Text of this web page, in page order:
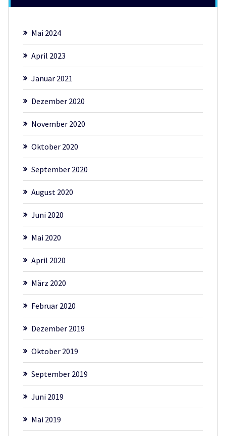
Mai 2024
April 2023
Januar 2021
Dezember 2020
November 2020
Oktober 2020
September 2020
August 2020
Juni 2020
Mai 2020
April 2020
März 2020
Februar 2020
Dezember 2019
Oktober 2019
September 2019
Juni 2019
Mai 2019